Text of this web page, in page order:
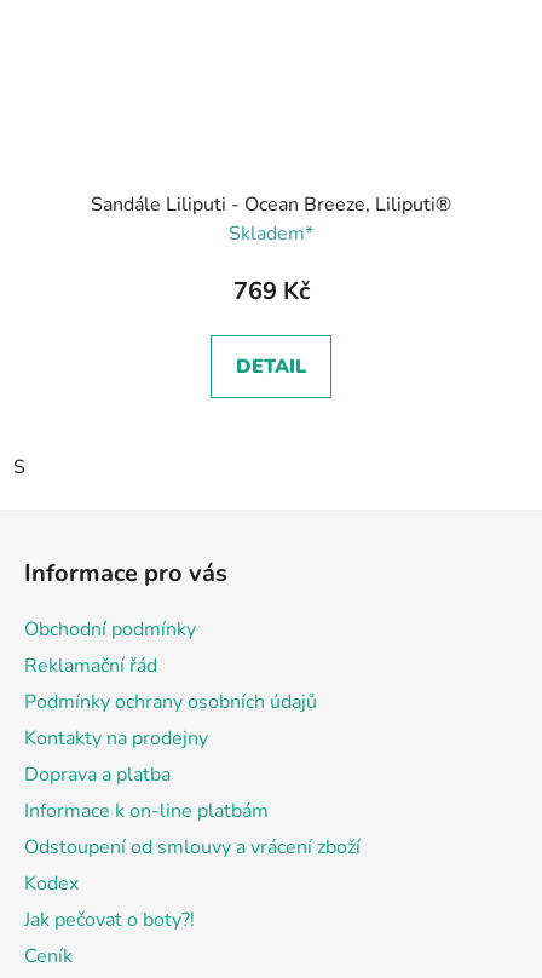
Sandále Liliputi - Ocean Breeze, Liliputi®
Skladem*
769 Kč
DETAIL
S
Informace pro vás
Obchodní podmínky
Reklamační řád
Podmínky ochrany osobních údajů
Kontakty na prodejny
Doprava a platba
Informace k on-line platbám
Odstoupení od smlouvy a vrácení zboží
Kodex
Jak pečovat o boty?!
Ceník